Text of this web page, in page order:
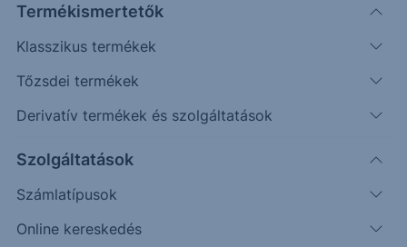
Termékismertetők
Klasszikus termékek
Tőzsdei termékek
Derivatív termékek és szolgáltatások
Szolgáltatások
Számlatípusok
Online kereskedés
164.50